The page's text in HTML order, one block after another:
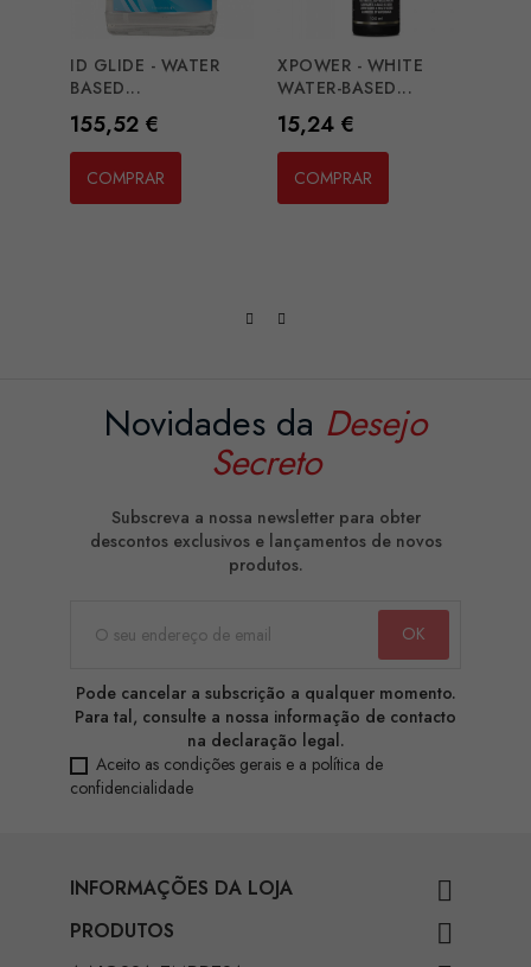
ID GLIDE - WATER
BASED...
Preço
155,52 €
COMPRAR
XPOWER - WHITE
WATER-BASED...
Preço
15,24 €
COMPRAR
Novidades da Desejo
Secreto
Subscreva a nossa newsletter para obter
descontos exclusivos e lançamentos de novos
produtos.
Pode cancelar a subscrição a qualquer momento.
Para tal, consulte a nossa informação de contacto
na declaração legal.
Aceito as condições gerais e a política de
confidencialidade
INFORMAÇÕES DA LOJA 
PRODUTOS 